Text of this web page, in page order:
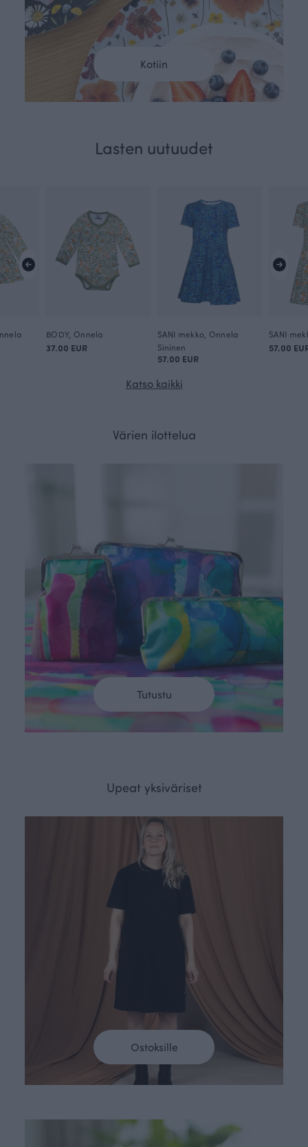
Kotiin
Lasten uutuudet
BODY, Onnela
37.00 EUR
SANI mekko, Onnela
Sininen
57.00 EUR
SANI
57.00
Katso kaikki
Värien ilottelua
Tutustu
Upeat yksiväriset
Ostoksille